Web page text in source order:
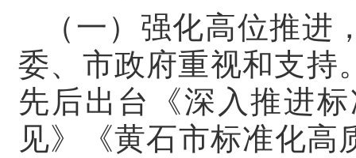
（一）强化高位推
委、市政府重视和支持
先后出台《深入推进
见》《黄石市标准化高